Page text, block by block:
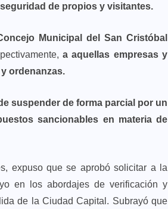
seguridad de propios y visitantes.
Municipal del San Cristóbal
a aquellas empresas y
ordenanzas.
suspender de forma parcial por un
sancionables en materia de
expuso que se aprobó solicitar a la
en los abordajes de verificación y
de la Ciudad Capital. Subrayó que